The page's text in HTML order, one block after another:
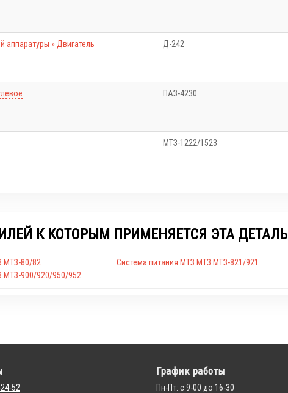
аппаратуры » Двигатель Д-242
ПАЗ-4230
МТЗ-1222/1523
К КОТОРЫМ ПРИМЕНЯЕТСЯ ЭТА ДЕТАЛЬ
МТЗ-80/82 Система питания МТЗ МТЗ МТЗ-821/921
МТЗ-900/920/950/952
52
График работы
Пн-Пт: с 9-00 до 16-30